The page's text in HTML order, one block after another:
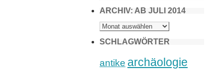
ARCHIV: AB JULI 2014
ARCHIV:
AB
2014
SCHLAGWÖRTER
antike archäologie